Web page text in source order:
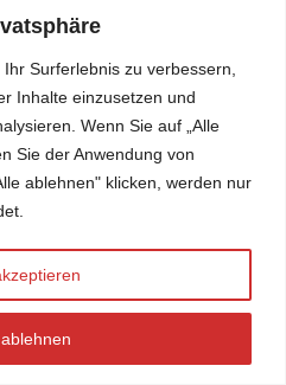
Surferlebnis zu verbessern,
Inhalte einzusetzen und
Wenn Sie auf „Alle
Sie der Anwendung von
ablehnen" klicken, werden nur
der Kirchen– Zur Entwicklung
und Rom
Weltversammlung in